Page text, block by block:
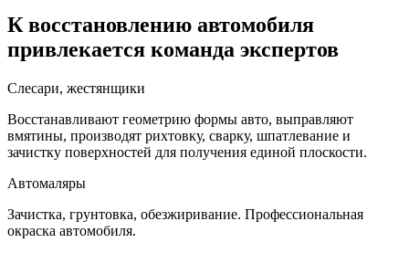
К восстановлению автомобиля
привлекается команда экспертов
Слесари, жестянщики
Восстанавливают геометрию формы авто, выправляют
вмятины, производят рихтовку, сварку, шпатлевание и
зачистку поверхностей для получения единой плоскости.
Автомаляры
Зачистка, грунтовка, обезжиривание. Профессиональная
окраска автомобиля.